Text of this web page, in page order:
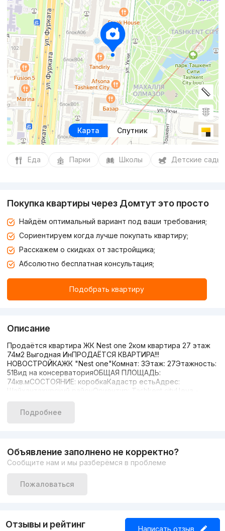
Карта Спутник
Еда Парки Школы Детские сады
Покупка квартиры через Домтут это просто
Найдём оптимальный вариант под ваши требования;
Сориентируем когда лучше покупать квартиру;
Расскажем о скидках от застройщика;
Абсолютно бесплатная консультация;
Подобрать квартиру
Описание
Продаётся квартира ЖК Nest one 2ком квартира 27 этаж
74м2 Выгодная ИнПРОДАЁТСЯ КВАРТИРА!!!
НОВОСТРОЙКАЖК "Nest one"Комнат: 3Этаж: 27Этажность:
51Вид на консерваторияОБЩАЯ ПЛОЩАДЬ:
74кв.мСОСТОЯНИЕ: коробкаКадастр естьАдрес:
Шайхантахурский районОриентир: Tashkent cityЦена -
корректироваться исходя из официального курса
Центрального банка.»Агентство недвижимости: „JZ STAR
Подробнее
Объявление заполнено не корректно?
Сообщите нам и мы разберёмся в проблеме
Пожаловаться
Отзывы и рейтинг Написать отзыв